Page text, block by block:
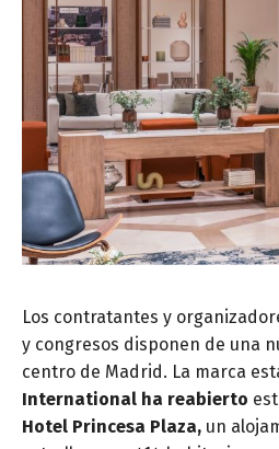
Los contratantes y
y congresos disponen de una
centro de Madrid. La marca
International ha reabierto
Hotel Princesa Plaza, un